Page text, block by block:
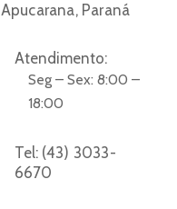
Apucarana, Paraná
Atendimento:
Seg – Sex: 8:00 –
18:00
Tel: (43) 3033-
6670